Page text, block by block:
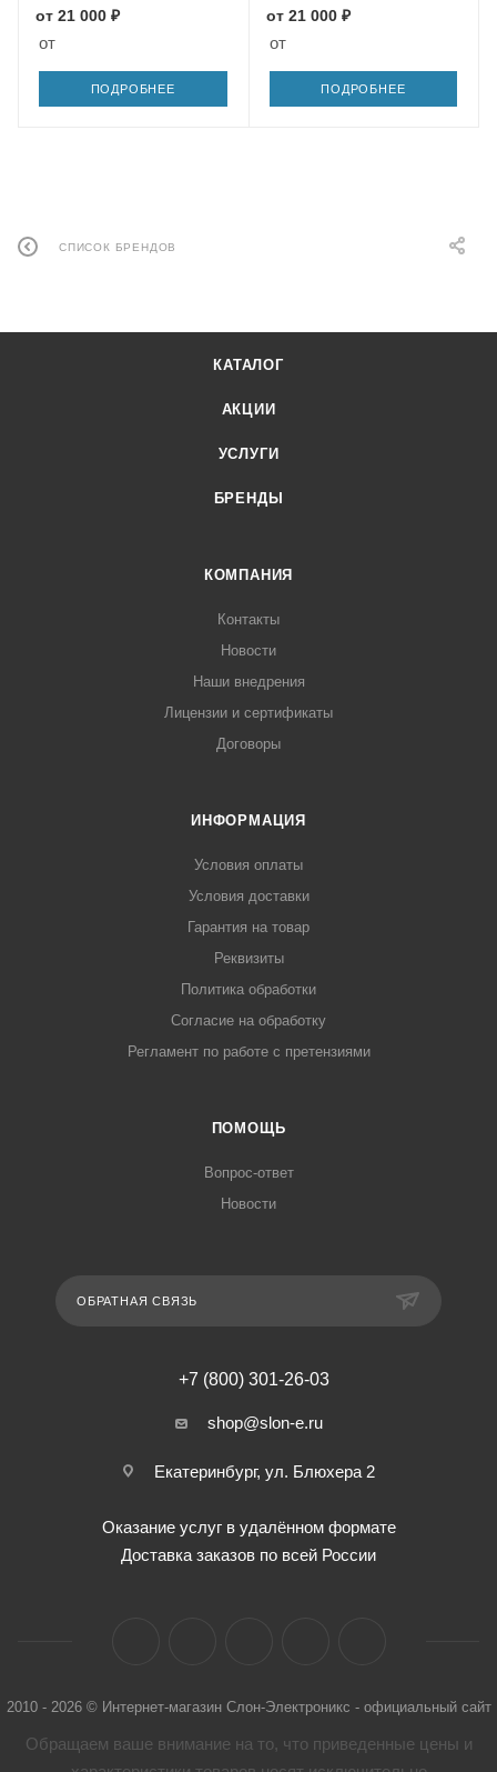
от 21 000 ₽
от
ПОДРОБНЕЕ
от 21 000 ₽
от
ПОДРОБНЕЕ
СПИСОК БРЕНДОВ
КАТАЛОГ
АКЦИИ
УСЛУГИ
БРЕНДЫ
КОМПАНИЯ
Контакты
Новости
Наши внедрения
Лицензии и сертификаты
Договоры
ИНФОРМАЦИЯ
Условия оплаты
Условия доставки
Гарантия на товар
Реквизиты
Политика обработки
Согласие на обработку
Регламент по работе с претензиями
ПОМОЩЬ
Вопрос-ответ
Новости
ОБРАТНАЯ СВЯЗЬ
+7 (800) 301-26-03
shop@slon-e.ru
Екатеринбург, ул. Блюхера 2
Оказание услуг в удалённом формате
Доставка заказов по всей России
2010 - 2026 © Интернет-магазин Слон-Электроникс - официальный сайт
Обращаем ваше внимание на то, что приведенные цены и